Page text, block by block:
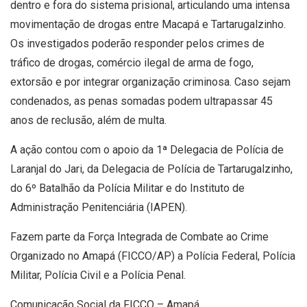
dentro e fora do sistema prisional, articulando uma intensa
movimentação de drogas entre Macapá e Tartarugalzinho.
Os investigados poderão responder pelos crimes de
tráfico de drogas, comércio ilegal de arma de fogo,
extorsão e por integrar organização criminosa. Caso sejam
condenados, as penas somadas podem ultrapassar 45
anos de reclusão, além de multa.
A ação contou com o apoio da 1ª Delegacia de Polícia de
Laranjal do Jari, da Delegacia de Polícia de Tartarugalzinho,
do 6º Batalhão da Polícia Militar e do Instituto de
Administração Penitenciária (IAPEN).
Fazem parte da Força Integrada de Combate ao Crime
Organizado no Amapá (FICCO/AP) a Polícia Federal, Polícia
Militar, Polícia Civil e a Polícia Penal.